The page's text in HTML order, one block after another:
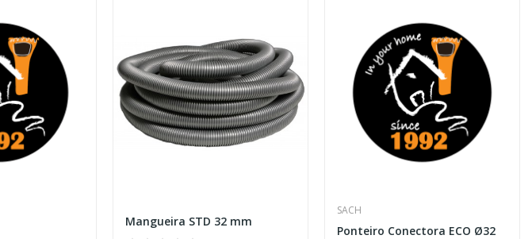
Mangueira STD 32 mm
SACH
Ponteiro Conectora ECO Ø32